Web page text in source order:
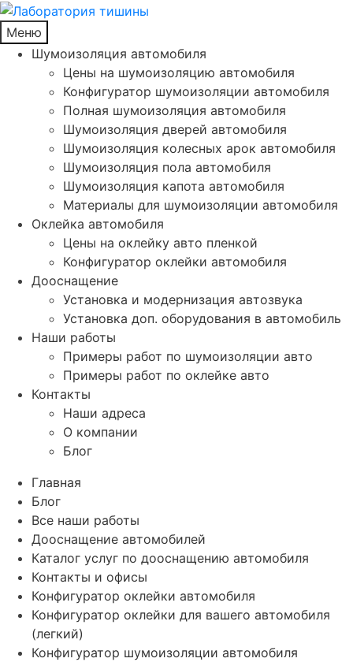
Меню
Шумоизоляция автомобиля
Цены на шумоизоляцию автомобиля
Конфигуратор шумоизоляции автомобиля
Полная шумоизоляция автомобиля
Шумоизоляция дверей автомобиля
Шумоизоляция колесных арок автомобиля
Шумоизоляция пола автомобиля
Шумоизоляция капота автомобиля
Материалы для шумоизоляции автомобиля
Оклейка автомобиля
Цены на оклейку авто пленкой
Конфигуратор оклейки автомобиля
Дооснащение
Установка и модернизация автозвука
Установка доп. оборудования в автомобиль
Наши работы
Примеры работ по шумоизоляции авто
Примеры работ по оклейке авто
Контакты
Наши адреса
О компании
Блог
Главная
Блог
Все наши работы
Дооснащение автомобилей
Каталог услуг по дооснащению автомобиля
Контакты и офисы
Конфигуратор оклейки автомобиля
Конфигуратор оклейки для вашего автомобиля
(легкий)
Конфигуратор шумоизоляции автомобиля